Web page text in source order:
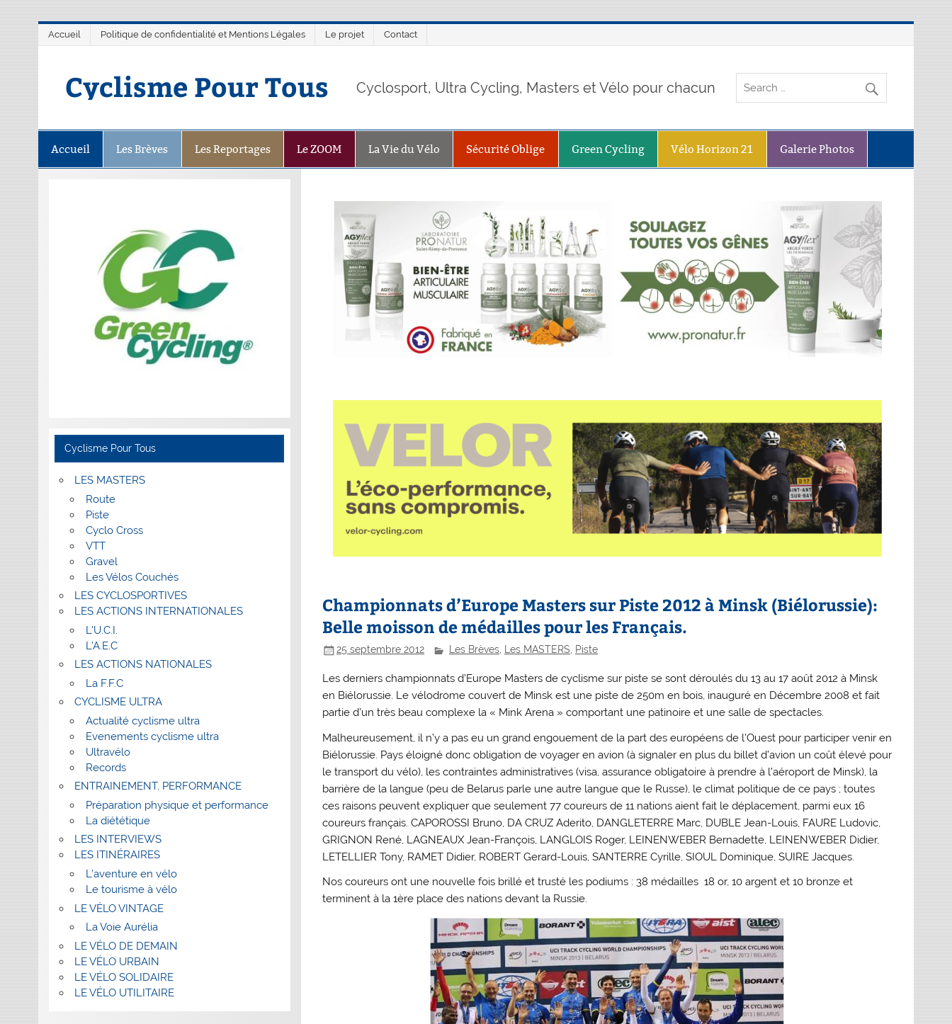
Accueil Politique de confidentialité et Mentions Légales Le projet Contact
Cyclisme Pour Tous Cyclosport, Ultra Cycling, Masters et Vélo pour chacun
Accueil Les Brèves Les Reportages Le ZOOM La Vie du Vélo Sécurité Oblige Green Cycling Vélo Horizon 21 Galerie Photos
Championnats d’Europe Masters sur Piste 2012 à Minsk (Biélorussie):
Belle moisson de médailles pour les Français.
25 septembre 2012 Les Brèves, Les MASTERS, Piste
Les derniers championnats d’Europe Masters de cyclisme sur piste se sont déroulés du 13 au 17 août 2012 à Minsk
en Biélorussie. Le vélodrome couvert de Minsk est une piste de 250m en bois, inauguré en Décembre 2008 et fait
partie d’un très beau complexe la « Mink Arena » comportant une patinoire et une salle de spectacles.
Malheureusement, il n’y a pas eu un grand engouement de la part des européens de l’Ouest pour participer venir en
Biélorussie. Pays éloigné donc obligation de voyager en avion (à signaler en plus du billet d’avion un coût élevé pour
le transport du vélo), les contraintes administratives (visa, assurance obligatoire à prendre à l’aéroport de Minsk), la
barrière de la langue (peu de Belarus parle une autre langue que le Russe), le climat politique de ce pays ; toutes
ces raisons peuvent expliquer que seulement 77 coureurs de 11 nations aient fait le déplacement, parmi eux 16
coureurs français. CAPOROSSI Bruno, DA CRUZ Aderito, DANGLETERRE Marc, DUBLE Jean-Louis, FAURE Ludovic,
GRIGNON René, LAGNEAUX Jean-François, LANGLOIS Roger, LEINENWEBER Bernadette, LEINENWEBER Didier,
LETELLIER Tony, RAMET Didier, ROBERT Gerard-Louis, SANTERRE Cyrille, SIOUL Dominique, SUIRE Jacques.
Nos coureurs ont une nouvelle fois brillé et trusté les podiums : 38 médailles  18 or, 10 argent et 10 bronze et
terminent à la 1ère place des nations devant la Russie.
Cyclisme Pour Tous
LES MASTERS
Route
Piste
Cyclo Cross
VTT
Gravel
Les Vélos Couchés
LES CYCLOSPORTIVES
LES ACTIONS INTERNATIONALES
L’U.C.I.
L’A.E.C
LES ACTIONS NATIONALES
La F.F.C
CYCLISME ULTRA
Actualité cyclisme ultra
Evenements cyclisme ultra
Ultravélo
Records
ENTRAINEMENT, PERFORMANCE
Préparation physique et performance
La diététique
LES INTERVIEWS
LES ITINÉRAIRES
L’aventure en vélo
Le tourisme à vélo
LE VÉLO VINTAGE
La Voie Aurélia
LE VÉLO DE DEMAIN
LE VÉLO URBAIN
LE VÉLO SOLIDAIRE
LE VÉLO UTILITAIRE